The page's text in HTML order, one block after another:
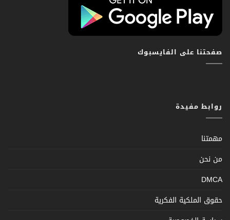
صفحتنا على الفايسبوك
روابط مفيدة
مهمتنا
من نحن
DMCA
حقوق الملكية الفكرية